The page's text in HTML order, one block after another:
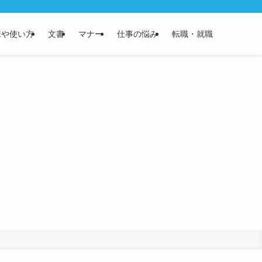
使い方 文書 マナー 仕事の悩み 転職・就職